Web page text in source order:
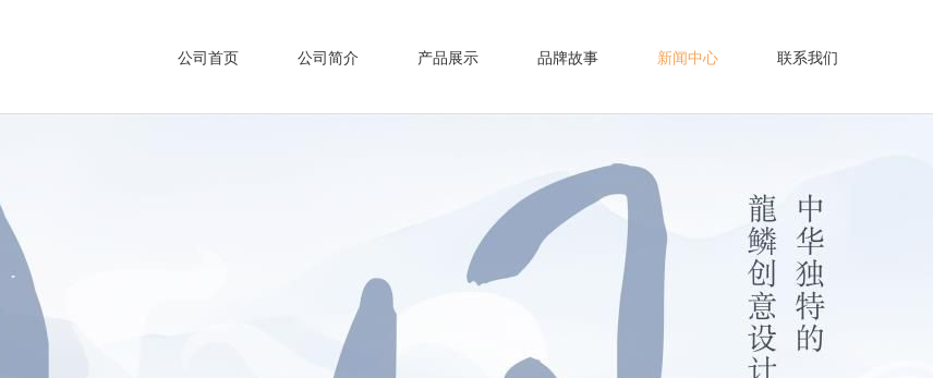
公司首页 公司简介 产品展示 品牌故事 新闻中心 联系我们